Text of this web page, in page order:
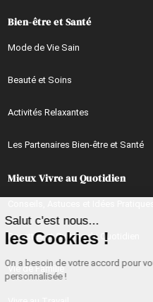
Continuer sans accepter
Salut c'est nous...
les Cookies !
On a besoin de votre accord pour
personnalisée !
Bien-être et Santé
Mode de Vie Sain
Beauté et Soins
Activités Relaxantes
Les Partenaires Bien-être et Santé
Mieux Vivre au Quotidien
Recettes et Cuisine du Quotidien
Vie de Famille